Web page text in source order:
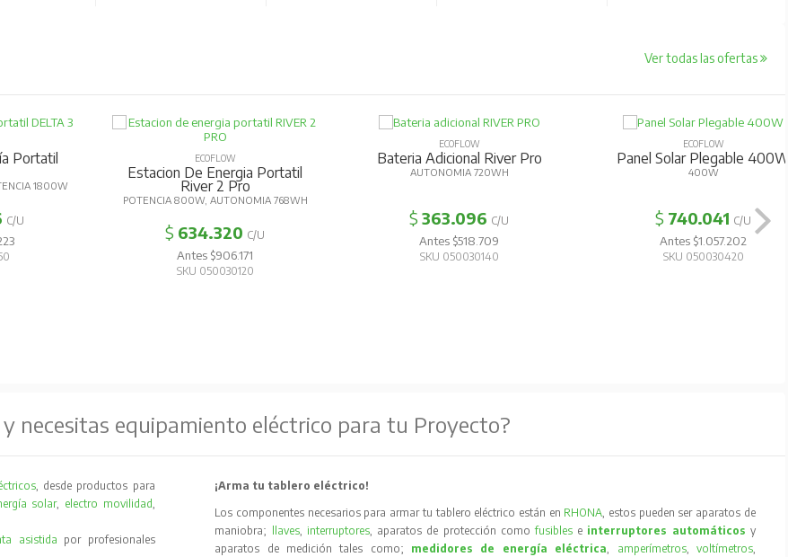
Ver todas las ofertas
Portatil
1800W
C/U
ECOFLOW
Estacion De Energia Portatil
River 2 Pro
POTENCIA 800W, AUTONOMIA 768WH
$ 634.320 C/U
Antes $906.171
SKU 050030120
ECOFLOW
Bateria Adicional River Pro
AUTONOMIA 720WH
$363.096 C/U
Antes $518.709
SKU 050030140
ECOFLOW
Panel Solar Plegable
400W
$ 740.041 C/U
Antes $1.057.202
SKU 050030420
necesitas equipamiento eléctrico para tu Proyecto?
, desde productos para
solar, electro movilidad,
asistida por profesionales
¡Arma tu tablero eléctrico!
Los componentes necesarios para armar tu tablero eléctrico están en RHONA, estos pueden ser aparatos de
maniobra;
llaves, interruptores, aparatos de protección comofusibles e interruptores automáticos y
aparatos de medición tales como; medidores de energía eléctrica, amperímetros, voltímetros,